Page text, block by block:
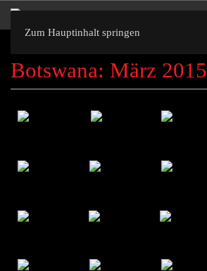
Zum Hauptinhalt springen
Botswana: März 2015